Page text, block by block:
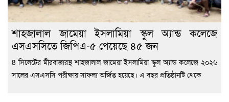
শাহজালাল জামেয়া ইসলামিয়া স্কুল অ্যান্ড কলেজে
এসএসসিতে জিপিএ-৫ পেয়েছে ৪৫ জন
8 সিলেটের মীরবাজারস্থ শাহজালাল জামেয়া ইসলামিয়া স্কুল অ্যান্ড কলেজে ২০২৬
সালের এসএসসি পরীক্ষায় সাফল্য অর্জিত হয়েছে। এ বছর প্রতিষ্ঠানটি থেকে